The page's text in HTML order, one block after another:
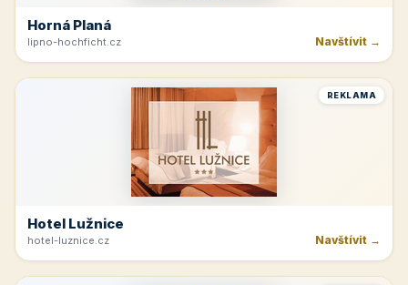
Horná Planá
lipno-hochficht.cz Navštívit →
REKLAMA
Hotel Lužnice
hotel-luznice.cz Navštívit →